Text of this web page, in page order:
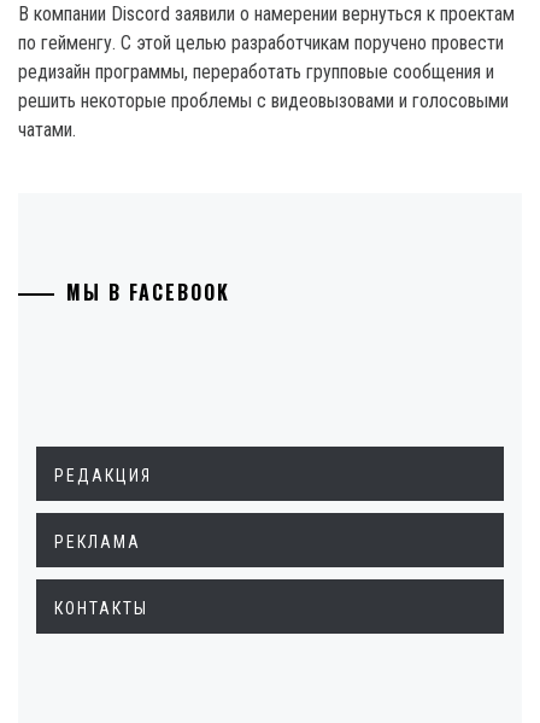
В компании Discord заявили о намерении вернуться к проектам
по гейменгу. С этой целью разработчикам поручено провести
редизайн программы, переработать групповые сообщения и
решить некоторые проблемы с видеовызовами и голосовыми
чатами.
МЫ В FACEBOOK
РЕДАКЦИЯ
РЕКЛАМА
КОНТАКТЫ